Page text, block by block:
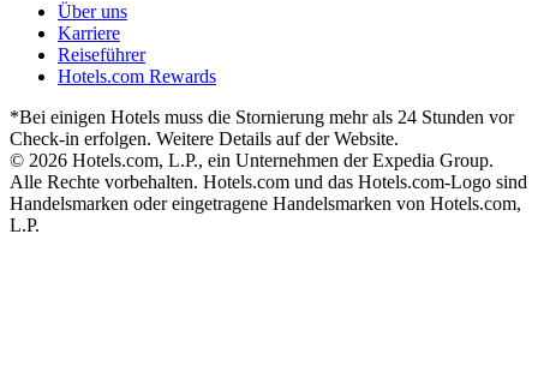
Über uns
Karriere
Reiseführer
Hotels.com Rewards
*Bei einigen Hotels muss die Stornierung mehr als 24 Stunden vor
Check-in erfolgen. Weitere Details auf der Website.
© 2026 Hotels.com, L.P., ein Unternehmen der Expedia Group.
Alle Rechte vorbehalten. Hotels.com und das Hotels.com-Logo sind
Handelsmarken oder eingetragene Handelsmarken von Hotels.com,
L.P.